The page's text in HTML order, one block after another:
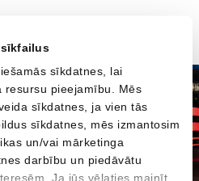
sīkdatnes, lai
resursu pieejamību. Mēs
sīkdatnes, ja vien tās
sīkdatnes, mēs izmantosim
un/vai mārketinga
darbību un piedāvātu
Ja jūs vēlaties mainīt